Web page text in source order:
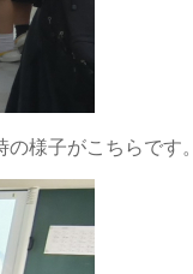
様子がこちらです。